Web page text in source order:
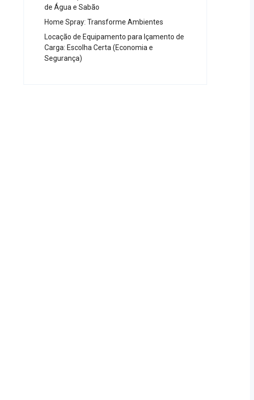
de Água e Sabão
Home Spray: Transforme Ambientes
Locação de Equipamento para Içamento de
Carga: Escolha Certa (Economia e
Segurança)